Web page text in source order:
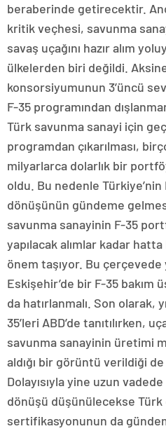
beraberinde getirecektir.
kritik veçhesi, savunma
savaş uçağını hazır alım
ülkelerden biri değildi.
konsorsiyumunun 3’üncü
F-35 programından
Türk savunma sanayi için
programdan çıkarılması,
milyarlarca dolarlık bir
oldu. Bu nedenle
dönüşünün gündeme
savunma sanayinin F-35
yapılacak alımlar kadar
önem taşıyor. Bu
Eskişehir’de bir F-35 bakım
da hatırlanmalı. Son olarak,
35’leri ABD’de tanıtılırken,
savunma sanayinin üretimi
aldığı bir görüntü verildiği de
Dolayısıyla yine uzun
dönüşü düşünülecekse
sertifikasyonunun da